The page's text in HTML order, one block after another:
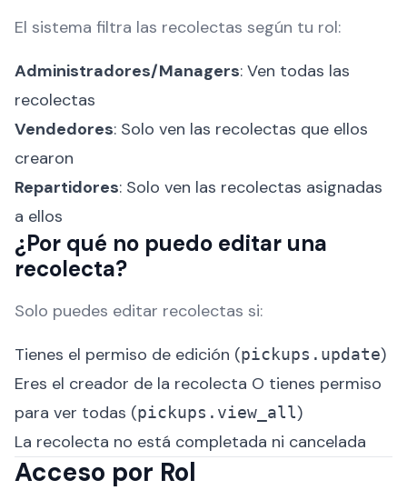
El sistema filtra las recolectas según tu rol:
Administradores/Managers: Ven todas las
recolectas
Vendedores: Solo ven las recolectas que ellos
crearon
Repartidores: Solo ven las recolectas asignadas
a ellos
¿Por qué no puedo editar una
recolecta?
Solo puedes editar recolectas si:
Tienes el permiso de edición (pickups.update)
Eres el creador de la recolecta O tienes permiso
para ver todas (pickups.view_all)
La recolecta no está completada ni cancelada
Acceso por Rol